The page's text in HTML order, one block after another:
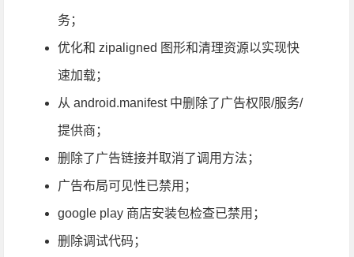
务；
优化和 zipaligned 图形和清理资源以实现快
速加载；
从 android.manifest 中删除了广告权限/服务/
提供商；
删除了广告链接并取消了调用方法；
广告布局可见性已禁用；
google play 商店安装包检查已禁用；
删除调试代码；